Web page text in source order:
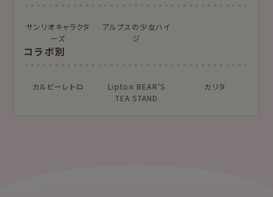
箋・封筒
柄紙・ラッピング
サンリオキャラクタ
ーズ
アルプスの少女ハイ
ジ
コラボ別
カルビーレトロ
Lipton BEAR'S
TEA STAND
カリタ